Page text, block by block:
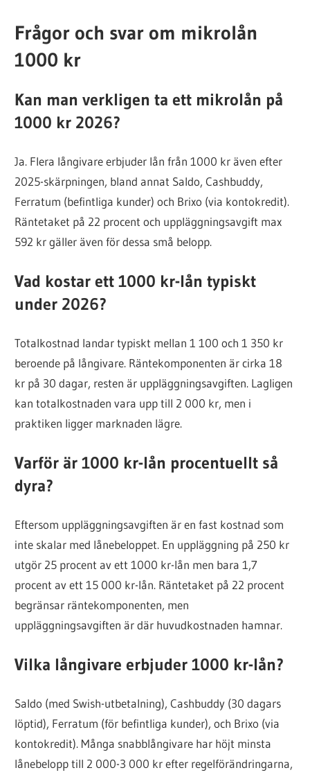
Frågor och svar om mikrolån
1000 kr
Kan man verkligen ta ett mikrolån på
1000 kr 2026?
Ja. Flera långivare erbjuder lån från 1000 kr även efter
2025-skärpningen, bland annat Saldo, Cashbuddy,
Ferratum (befintliga kunder) och Brixo (via kontokredit).
Räntetaket på 22 procent och uppläggningsavgift max
592 kr gäller även för dessa små belopp.
Vad kostar ett 1000 kr-lån typiskt
under 2026?
Totalkostnad landar typiskt mellan 1 100 och 1 350 kr
beroende på långivare. Räntekomponenten är cirka 18
kr på 30 dagar, resten är uppläggningsavgiften. Lagligen
kan totalkostnaden vara upp till 2 000 kr, men i
praktiken ligger marknaden lägre.
Varför är 1000 kr-lån procentuellt så
dyra?
Eftersom uppläggningsavgiften är en fast kostnad som
inte skalar med lånebeloppet. En uppläggning på 250 kr
utgör 25 procent av ett 1000 kr-lån men bara 1,7
procent av ett 15 000 kr-lån. Räntetaket på 22 procent
begränsar räntekomponenten, men
uppläggningsavgiften är där huvudkostnaden hamnar.
Vilka långivare erbjuder 1000 kr-lån?
Saldo (med Swish-utbetalning), Cashbuddy (30 dagars
löptid), Ferratum (för befintliga kunder), och Brixo (via
kontokredit). Många snabblångivare har höjt minsta
lånebelopp till 2 000-3 000 kr efter regelförändringarna,